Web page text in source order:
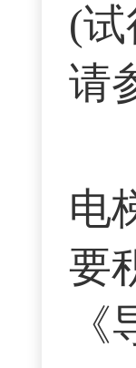
(
请
电
要